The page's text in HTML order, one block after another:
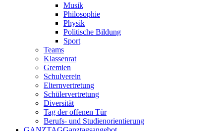
Musik
Philosophie
Physik
Politische Bildung
Sport
Teams
Klassenrat
Gremien
Schulverein
Elternvertretung
Schülervertretung
Diversität
Tag der offenen Tür
Berufs- und Studienorientierung